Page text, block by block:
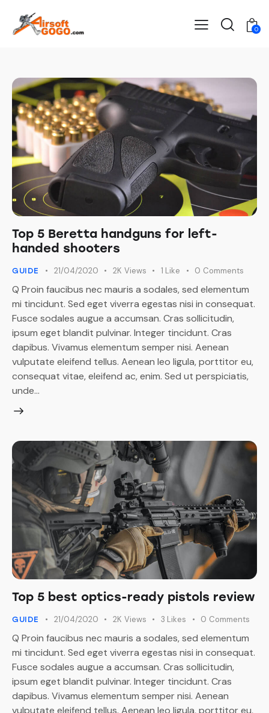
0
Top 5 Beretta handguns for left-
handed shooters
GUIDE 21/04/2020 2K Views 1 Like 0 Comments
Q Proin faucibus nec mauris a sodales, sed elementum
mi tincidunt. Sed eget viverra egestas nisi in consequat.
Fusce sodales augue a accumsan. Cras sollicitudin,
ipsum eget blandit pulvinar. Integer tincidunt. Cras
dapibus. Vivamus elementum semper nisi. Aenean
vulputate eleifend tellus. Aenean leo ligula, porttitor eu,
consequat vitae, eleifend ac, enim. Sed ut perspiciatis,
unde…
Top 5 best optics-ready pistols review
GUIDE 21/04/2020 2K Views 3 Likes 0 Comments
Q Proin faucibus nec mauris a sodales, sed elementum
mi tincidunt. Sed eget viverra egestas nisi in consequat.
Fusce sodales augue a accumsan. Cras sollicitudin,
ipsum eget blandit pulvinar. Integer tincidunt. Cras
dapibus. Vivamus elementum semper nisi. Aenean
vulputate eleifend tellus. Aenean leo ligula, porttitor eu,